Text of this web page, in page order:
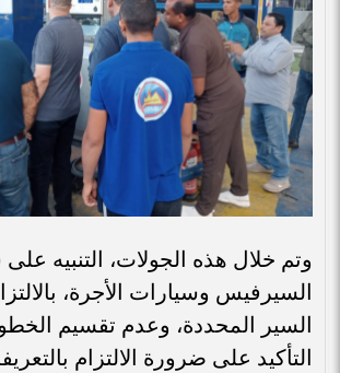
وتم خلال هذه الجولات، التنبيه
السيرفيس وسيارات الأجرة،
السير المحددة، وعدم تقسيم
التأكيد على ضرورة الالتزام